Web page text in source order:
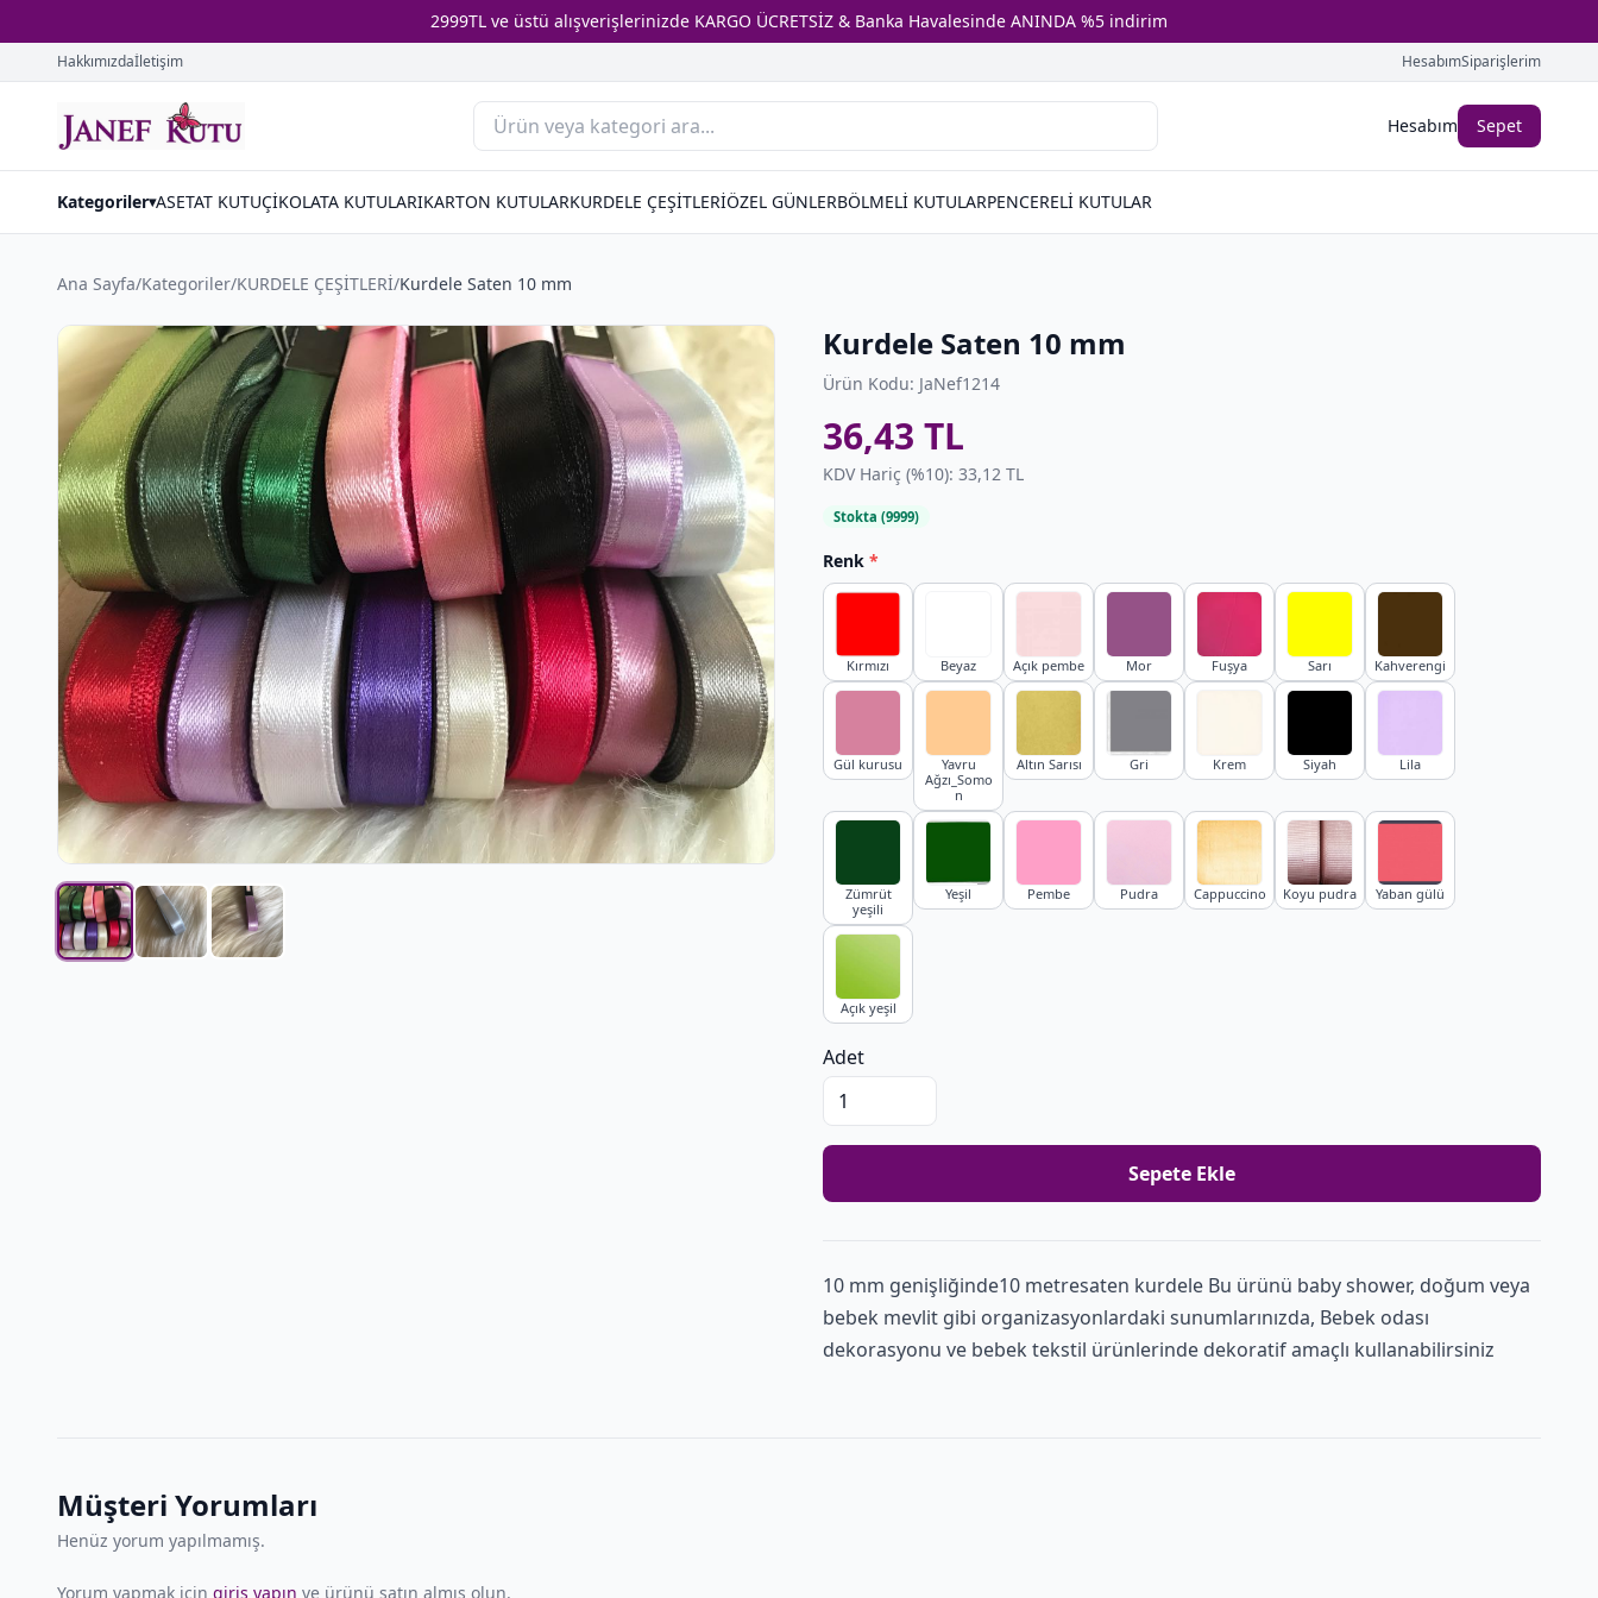
2999TL ve üstü alışverişlerinizde KARGO ÜCRETSİZ & Banka Havalesinde ANINDA %5 indirim
Hakkımızdaİletişim HesabımSiparişlerim
Hesabım Sepet
Kategoriler▾ASETAT KUTUÇİKOLATA KUTULARIKARTON KUTULARKURDELE ÇEŞİTLERİÖZEL GÜNLERBÖLMELİ KUTULARPENCERELİ KUTULAR
Ana Sayfa/Kategoriler/KURDELE ÇEŞİTLERİ/Kurdele Saten 10 mm
Kurdele Saten 10 mm
Ürün Kodu: JaNef1214
36,43 TL
KDV Hariç (%10): 33,12 TL
Stokta (9999)
Renk *
Kırmızı Beyaz Açık pembe Mor Fuşya Sarı Kahverengi
Gül kurusu
Yavru
Ağzı_Somo
n
Altın Sarısı Gri Krem Siyah Lila
Zümrüt
yeşili
Yeşil Pembe Pudra Cappuccino Koyu pudra Yaban gülü
Açık yeşil
Adet
Sepete Ekle
10 mm genişliğinde10 metresaten kurdele Bu ürünü baby shower, doğum veya
bebek mevlit gibi organizasyonlardaki sunumlarınızda, Bebek odası
dekorasyonu ve bebek tekstil ürünlerinde dekoratif amaçlı kullanabilirsiniz
Müşteri Yorumları
Henüz yorum yapılmamış.
Yorum yapmak için giriş yapın ve ürünü satın almış olun.